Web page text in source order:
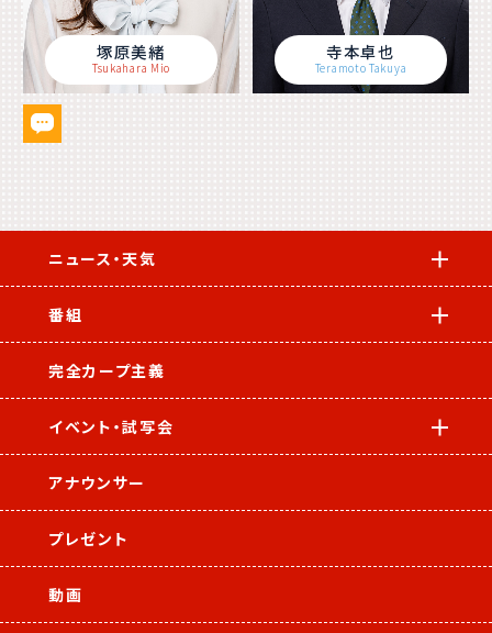
塚原美緒
Tsukahara Mio
寺本卓也
Teramoto Takuya
ニュース・天気
番組
完全カープ主義
イベント・試写会
アナウンサー
プレゼント
動画